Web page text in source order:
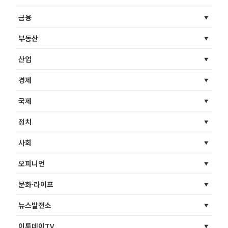
금융
부동산
산업
경제
국제
정치
사회
오피니언
문화·라이프
뉴스발전소
이투데이TV